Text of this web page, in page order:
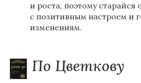
и роста, поэтому старайся
с позитивным настроем и
изменениям.
По Цветкову